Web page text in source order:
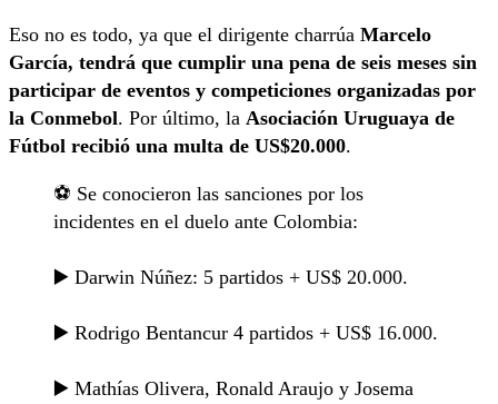
Eso no es todo, ya que el dirigente charrúa Marcelo
García, tendrá que cumplir una pena de seis meses sin
participar de eventos y competiciones organizadas por
la Conmebol. Por último, la Asociación Uruguaya de
Fútbol recibió una multa de US$20.000.
⚽️ Se conocieron las sanciones por los
incidentes en el duelo ante Colombia:
▶️ Darwin Núñez: 5 partidos + US$ 20.000.
▶️ Rodrigo Bentancur 4 partidos + US$ 16.000.
▶️ Mathías Olivera, Ronald Araujo y Josema